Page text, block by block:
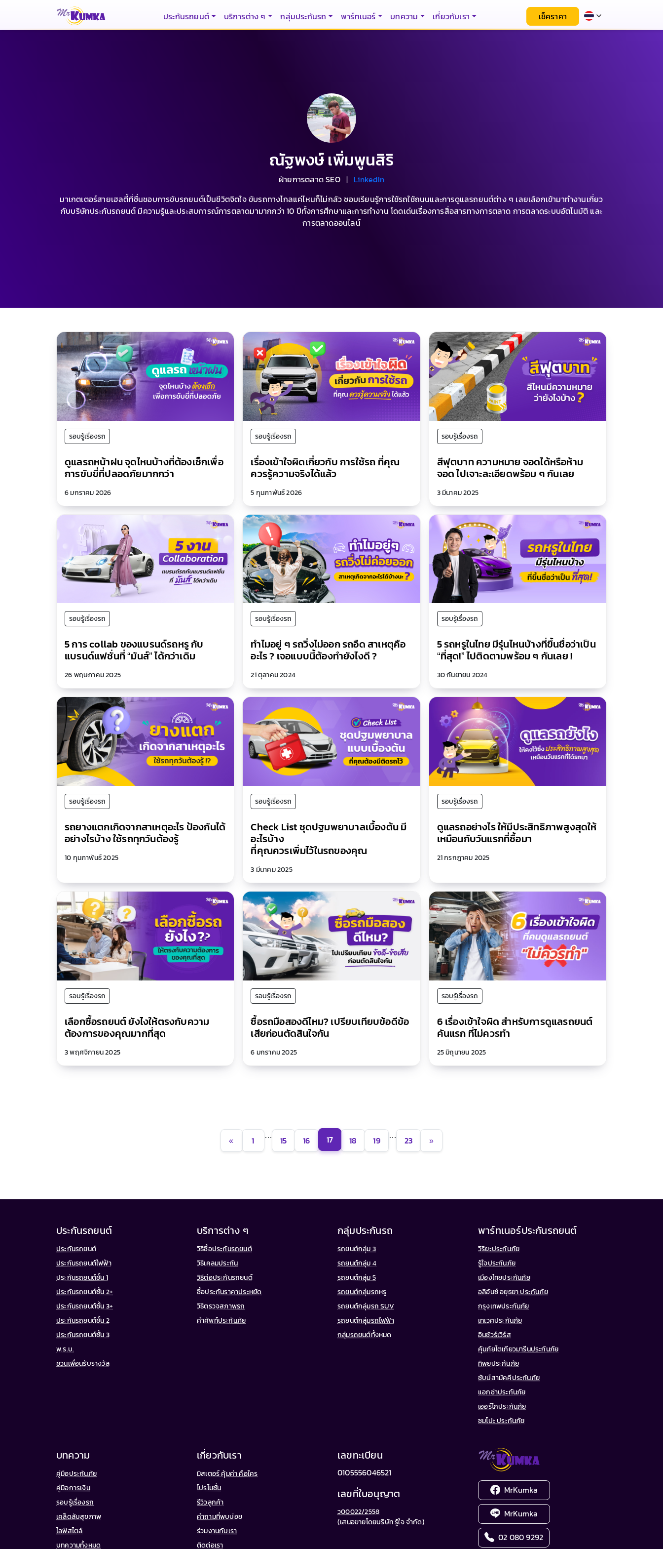
ประกันรถยนต์ บริการต่าง ๆ กลุ่มประกันรถ พาร์ทเนอร์ บทความ เกี่ยวกับเรา เช็คราคา
ณัฐพงษ์ เพิ่มพูนสิริ
ฝ่ายการตลาด SEO | LinkedIn
มาเกตเตอร์สายเฮลตี้ที่ชื่นชอบการขับรถยนต์เป็นชีวิตจิตใจ ขับรถทางไกลแค่ไหนก็ไม่กลัว ชอบเรียนรู้การใช้รถใช้ถนนและการดูแลรถยนต์ต่าง ๆ เลยเลือกเข้ามาทำงานเกี่ยว
กับบริษัทประกันรถยนต์ มีความรู้และประสบการณ์การตลาดมามากกว่า 10 ปีทั้งการศึกษาและการทำงาน โดดเด่นเรื่องการสื่อสารทางการตลาด การตลาดระบบอัตโนมัติ และ
การตลาดออนไลน์
รอบรู้เรื่องรถ
ดูแลรถหน้าฝน จุดไหนบ้างที่ต้องเช็กเพื่อ
การขับขี่ที่ปลอดภัยมากกว่า
6 มกราคม 2026
รอบรู้เรื่องรถ
เรื่องเข้าใจผิดเกี่ยวกับ การใช้รถ ที่คุณ
ควรรู้ความจริงได้แล้ว
5 กุมภาพันธ์ 2026
รอบรู้เรื่องรถ
สีฟุตบาท ความหมาย จอดได้หรือห้าม
จอด ไปเจาะละเอียดพร้อม ๆ กันเลย
3 มีนาคม 2025
รอบรู้เรื่องรถ
5 การ collab ของแบรนด์รถหรู กับ
แบรนด์แฟชั่นที่ “มันส์” ได้กว่าเดิม
26 พฤษภาคม 2025
รอบรู้เรื่องรถ
ทำไมอยู่ ๆ รถวิ่งไม่ออก รถอืด สาเหตุคือ
อะไร ? เจอแบบนี้ต้องทำยังไงดี ?
21 ตุลาคม 2024
รอบรู้เรื่องรถ
5 รถหรูในไทย มีรุ่นไหนบ้างที่ขึ้นชื่อว่าเป็น
“ที่สุด!” ไปติดตามพร้อม ๆ กันเลย !
30 กันยายน 2024
รอบรู้เรื่องรถ
รถยางแตกเกิดจากสาเหตุอะไร ป้องกันได้
อย่างไรบ้าง ใช้รถทุกวันต้องรู้
10 กุมภาพันธ์ 2025
รอบรู้เรื่องรถ
Check List ชุดปฐมพยาบาลเบื้องต้น มี
อะไรบ้าง
ที่คุณควรเพิ่มไว้ในรถของคุณ
3 มีนาคม 2025
รอบรู้เรื่องรถ
ดูแลรถอย่างไร ให้มีประสิทธิภาพสูงสุดให้
เหมือนกับวันแรกที่ซื้อมา
21 กรกฎาคม 2025
รอบรู้เรื่องรถ
เลือกซื้อรถยนต์ ยังไงให้ตรงกับความ
ต้องการของคุณมากที่สุด
3 พฤศจิกายน 2025
รอบรู้เรื่องรถ
ซื้อรถมือสองดีไหม? เปรียบเทียบข้อดีข้อ
เสียก่อนตัดสินใจกัน
6 มกราคม 2025
รอบรู้เรื่องรถ
6 เรื่องเข้าใจผิด สำหรับการดูแลรถยนต์
คันแรก ที่ไม่ควรทำ
25 มิถุนายน 2025
« 1 … 15 16 17 18 19 … 23 »
ประกันรถยนต์
ประกันรถยนต์
ประกันรถยนต์ไฟฟ้า
ประกันรถยนต์ชั้น 1
ประกันรถยนต์ชั้น 2+
ประกันรถยนต์ชั้น 3+
ประกันรถยนต์ชั้น 2
ประกันรถยนต์ชั้น 3
พ.ร.บ.
ชวนเพื่อนรับรางวัล
บริการต่าง ๆ
วิธีซื้อประกันรถยนต์
วิธีเคลมประกัน
วิธีต่อประกันรถยนต์
ซื้อประกันราคาประหยัด
วิธีตรวจสภาพรถ
คำศัพท์ประกันภัย
กลุ่มประกันรถ
รถยนต์กลุ่ม 3
รถยนต์กลุ่ม 4
รถยนต์กลุ่ม 5
รถยนต์กลุ่มรถหรู
รถยนต์กลุ่มรถ SUV
รถยนต์กลุ่มรถไฟฟ้า
กลุ่มรถยนต์ทั้งหมด
พาร์ทเนอร์ประกันรถยนต์
วิริยะประกันภัย
รู้ใจประกันภัย
เมืองไทยประกันภัย
อลิอันซ์ อยุธยา ประกันภัย
กรุงเทพประกันภัย
เทเวศประกันภัย
อินชัวร์เวิร์ส
คุ้มภัยโตเกียวมารีนประกันภัย
ทิพยประกันภัย
ชับบ์สามัคคีประกันภัย
แอกซ่าประกันภัย
เออร์โกประกันภัย
ซมโปะ ประกันภัย
บทความ
คู่มือประกันภัย
คู่มือการเงิน
รอบรู้เรื่องรถ
เคล็ดลับสุขภาพ
ไลฟ์สไตล์
บทความทั้งหมด
เกี่ยวกับเรา
มิสเตอร์ คุ้มค่า คือใคร
โปรโมชั่น
รีวิวลูกค้า
คำถามที่พบบ่อย
ร่วมงานกับเรา
ติดต่อเรา
เลขทะเบียน
0105556046521
เลขที่ใบอนุญาต
ว00022/2558
(เสนอขายโดยบริษัท รู้ใจ จำกัด)
MrKumka
MrKumka
02 080 9292